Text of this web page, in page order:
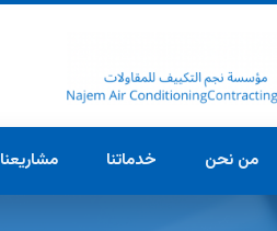
من نحن خدماتنا مشاريعنا